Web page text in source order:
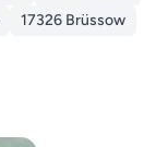
17326 Brüssow